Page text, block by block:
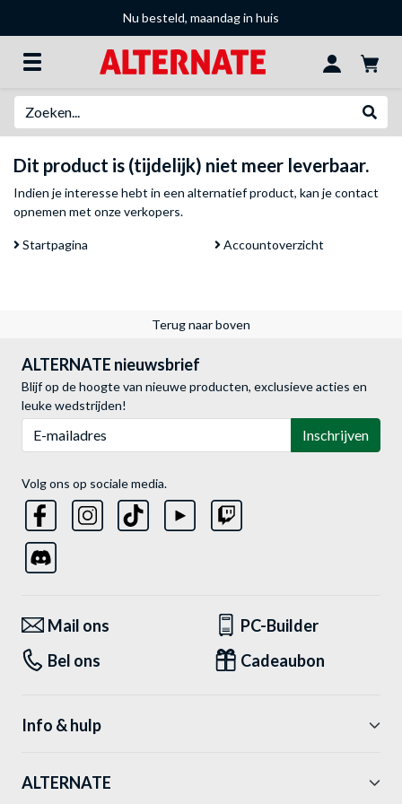
Nu besteld, maandag in huis
Dit product is (tijdelijk) niet meer leverbaar.
Indien je interesse hebt in een alternatief product, kan jecontact
opnemen met onze verkopers.
Startpagina Accountoverzicht
Terug naar boven
ALTERNATE nieuwsbrief
Blijf op de hoogte van nieuwe producten, exclusieve acties en
leuke wedstrijden!
Inschrijven
Volg ons op sociale media.
Mail ons
PC-Builder
Bel ons
Cadeaubon
Info & hulp
ALTERNATE